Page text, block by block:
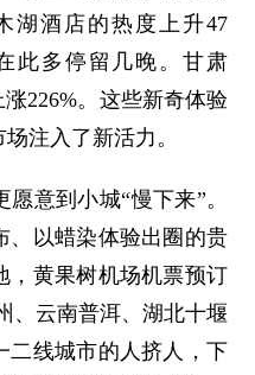
湖酒店的热度上升47
此多停留几晚。甘肃
226%。这些新奇体验
注入了新活力。
意到小城“慢下来”。
、以蜡染体验出圈的贵
，黄果树机场机票预订
、云南普洱、湖北十堰
二线城市的人挤人，下